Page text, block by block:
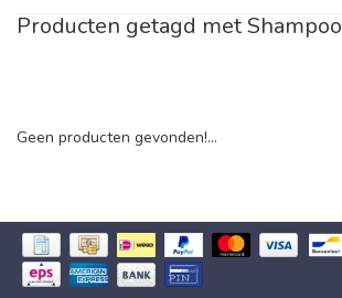
Producten getagd met Shampoo
Geen producten gevonden!...